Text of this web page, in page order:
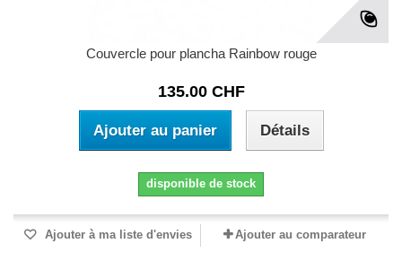
Couvercle pour plancha Rainbow rouge
135.00 CHF
Ajouter au panier Détails
disponible de stock
Ajouter à ma liste d'envies Ajouter au comparateur